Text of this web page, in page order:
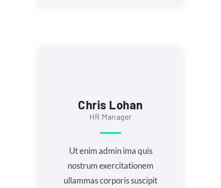
Chris Lohan
HR Manager
Ut enim admin ima quis
nostrum exercitationem
ullammas corporis suscipit